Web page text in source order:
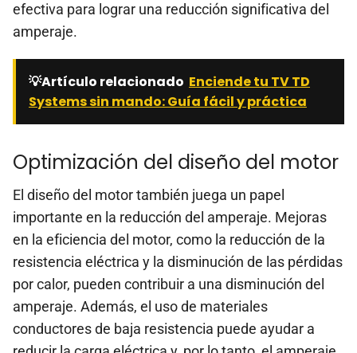
efectiva para lograr una reducción significativa del
amperaje.
💡Artículo relacionado Enciende tu TV TD
Systems sin mando: Guía fácil y práctica
Optimización del diseño del motor
El diseño del motor también juega un papel
importante en la reducción del amperaje. Mejoras
en la eficiencia del motor, como la reducción de la
resistencia eléctrica y la disminución de las pérdidas
por calor, pueden contribuir a una disminución del
amperaje. Además, el uso de materiales
conductores de baja resistencia puede ayudar a